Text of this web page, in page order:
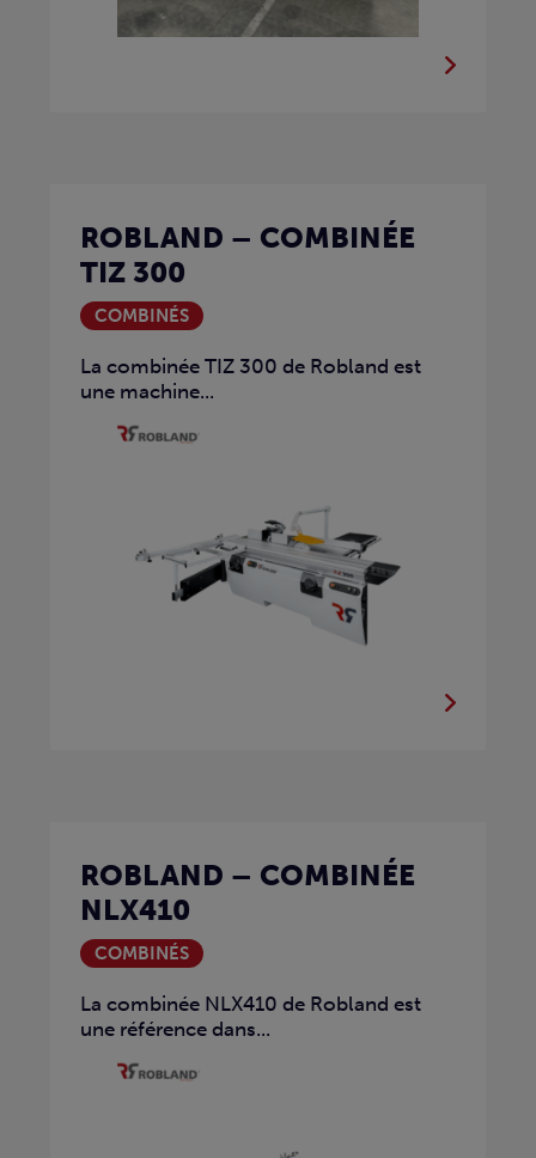
ROBLAND – COMBINÉE
TIZ 300
COMBINÉS
La combinée TIZ 300 de Robland est
une machine...
ROBLAND – COMBINÉE
NLX410
COMBINÉS
La combinée NLX410 de Robland est
une référence dans...